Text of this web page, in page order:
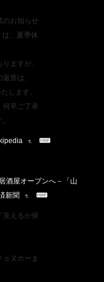
のお知らせ
、夏季休
ますが、
答は、
します。
何卒ご了承
酒屋オープンへ－「山
新聞
見えるか保
ヌホーま